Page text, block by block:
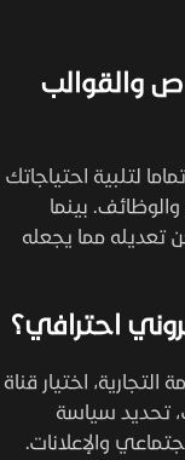
والقوالب
لتلبية احتياجاتك
بينما
تعديله مما يجعله
احترافي؟
اختيار قناة
تحديد سياسة
والإعلانات.